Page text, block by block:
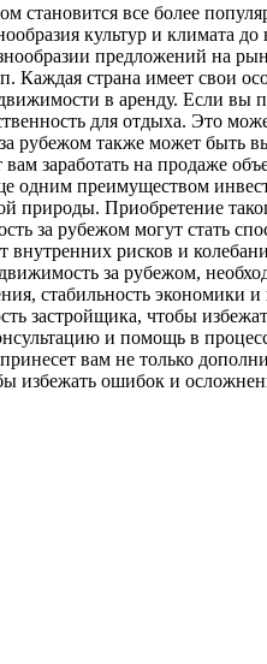
становится все более
культур и климата
предложений на
страна имеет свои
в аренду. Если
для отдыха. Это
рубежом также может быть
заработать на продаже
одним преимуществом
Приобретение
за рубежом могут стать
рисков и
за рубежом,
стабильность экономики
застройщика, чтобы
и помощь в
вам не только
избежать ошибок и